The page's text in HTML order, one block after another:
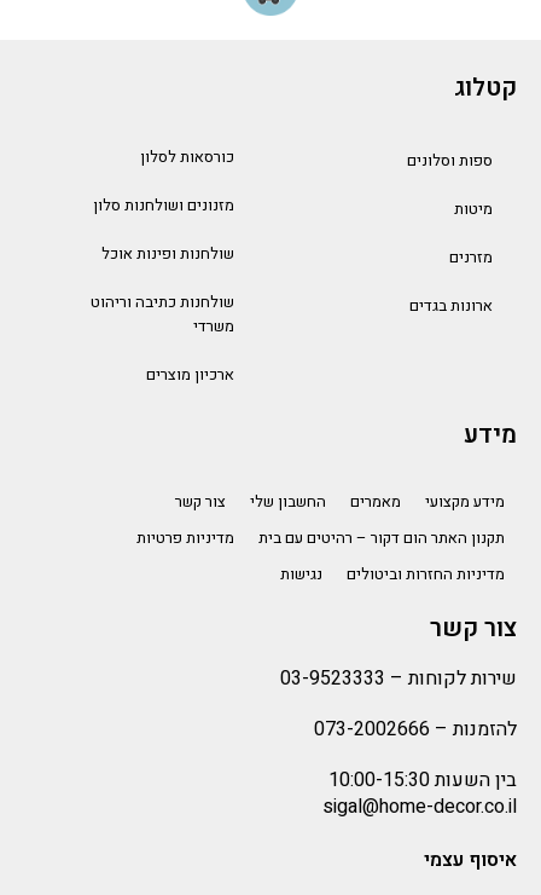
קטלוג
ספות וסלונים
מיטות
מזרנים
ארונות בגדים
כורסאות לסלון
מזנונים ושולחנות סלון
שולחנות ופינות אוכל
שולחנות כתיבה וריהוט
משרדי
ארכיון מוצרים
מידע
מידע מקצועי מאמרים החשבון שלי
צור קשר
תקנון האתר הום דקור – רהיטים עם בית
מדיניות פרטיות
מדיניות החזרות וביטולים
נגישות
צור קשר
שירות לקוחות – 03-9523333
להזמנות – 073-2002666
בין השעות 10:00-15:30
sigal@home-decor.co.il
איסוף עצמי